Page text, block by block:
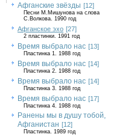
Афганские звёзды [12]
Песни М.Мишунова на слова
С.Волкова. 1990 год
Афганское эхо [27]
2 пластинки. 1991 год
Время выбрало нас [13]
Пластинка 1. 1988 год
Время выбрало нас [14]
Пластинка 2. 1988 год
Время выбрало нас [14]
Пластинка 3. 1988 год
Время выбрало нас [17]
Пластинка 4. 1988 год
Ранены мы в душу тобой,
Афганистан [12]
Пластинка. 1989 год